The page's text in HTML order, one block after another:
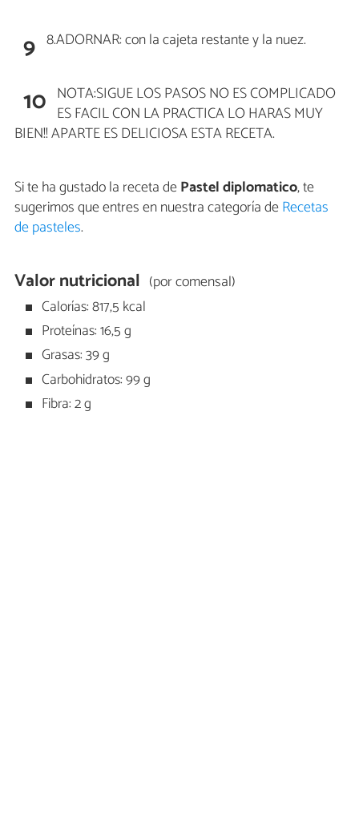
9 8.ADORNAR: con la cajeta restante y la nuez.
10 NOTA:SIGUE LOS PASOS NO ES COMPLICADO
ES FACIL CON LA PRACTICA LO HARAS MUY
BIEN!! APARTE ES DELICIOSA ESTA RECETA.
Si te ha gustado la receta dePastel diplomatico, te
sugerimos que entres en nuestra categoría deRecetas
de pasteles.
Valor nutricional (por comensal)
Calorías: 817,5 kcal
Proteínas: 16,5 g
Grasas: 39 g
Carbohidratos: 99 g
Fibra: 2 g